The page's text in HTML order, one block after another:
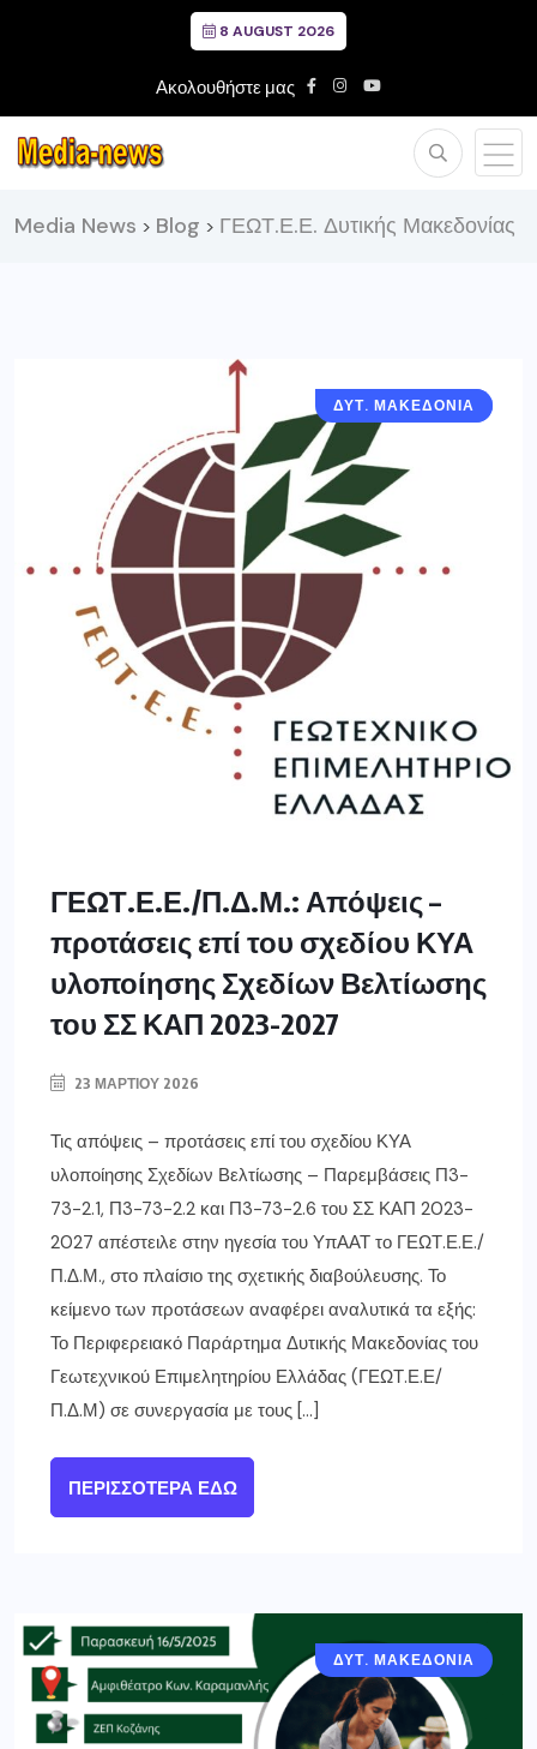
8 AUGUST 2026
Ακολουθήστε μας
Media News > Blog > ΓΕΩΤ.Ε.Ε. Δυτικής Μακεδονίας
ΓΡΕΒΕΝΑ
ΔΥΤ. ΜΑΚΕΔΟΝΙΑ
ΓΕΩΤ.Ε.Ε./Π.Δ.Μ.: Απόψεις –
προτάσεις επί του σχεδίου ΚΥΑ
υλοποίησης Σχεδίων Βελτίωσης
του ΣΣ ΚΑΠ 2023-2027
23 ΜΑΡΤΊΟΥ 2026
Τις απόψεις – προτάσεις επί του σχεδίου ΚΥΑ
υλοποίησης Σχεδίων Βελτίωσης – Παρεμβάσεις Π3-
73-2.1, Π3-73-2.2 και Π3-73-2.6 του ΣΣ ΚΑΠ 2023-
2027 απέστειλε στην ηγεσία του ΥπΑΑΤ το ΓΕΩΤ.Ε.Ε./
Π.Δ.Μ., στο πλαίσιο της σχετικής διαβούλευσης. Το
κείμενο των προτάσεων αναφέρει αναλυτικά τα εξής:
Το Περιφερειακό Παράρτημα Δυτικής Μακεδονίας του
Γεωτεχνικού Επιμελητηρίου Ελλάδας (ΓΕΩΤ.Ε.Ε/
Π.Δ.Μ) σε συνεργασία με τους […]
ΠΕΡΙΣΣΌΤΕΡΑ ΕΔΏ
ΔΥΤ. ΜΑΚΕΔΟΝΙΑ